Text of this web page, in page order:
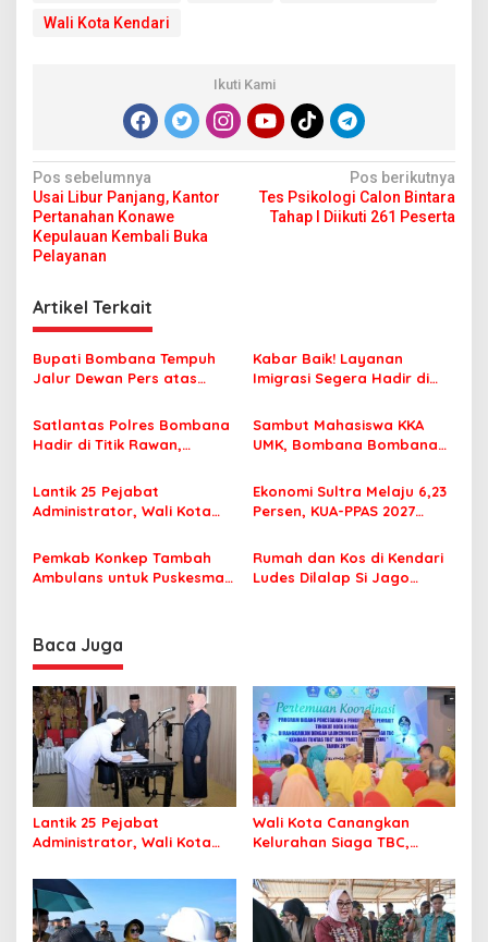
Wali Kota Kendari
Ikuti Kami
N
a
v
g
a
s
p
o
s
Pos sebelumnya
Usai Libur Panjang, Kantor
Pertanahan Konawe
Kepulauan Kembali Buka
Pelayanan
Pos berikutnya
Tes Psikologi Calon Bintara
Tahap I Diikuti 261 Peserta
Artikel Terkait
Bupati Bombana Tempuh
Jalur Dewan Pers atas
Korupsi Jembatan Cirauci II
Kabar Baik! Layanan
Imigrasi Segera Hadir di
Perlu Lagi ke Kendari
Satlantas Polres Bombana
Hadir di Titik Rawan,
Sekolah dengan Aman
Sambut Mahasiswa KKA
UMK, Bombana Bombana
Sasaran
Lantik 25 Pejabat
Administrator, Wali Kota
Berintegritas dan
Profesional Layani
Ekonomi Sultra Melaju 6,23
Persen, KUA-PPAS 2027
Pemkab Konkep Tambah
Ambulans untuk Puskesmas
Rumah dan Kos di Kendari
Ludes Dilalap Si Jago
Baca Juga
Lantik 25 Pejabat
Administrator, Wali Kota
Berintegritas dan
Profesional Layani
Masyarakat
Wali Kota Canangkan
Kelurahan Siaga TBC,
Bebas Tuberkulosis